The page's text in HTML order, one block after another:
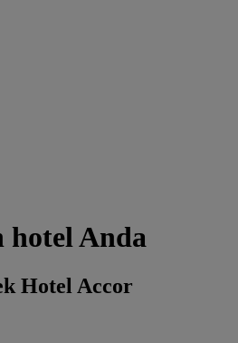
hotel Anda
Hotel Accor